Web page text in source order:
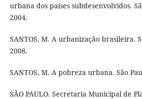
urbana dos países subdesenvolvidos.
2004.
SANTOS, M. A urbanização brasileira.
2008.
SANTOS, M. A pobreza urbana. São
SÃO PAULO. Secretaria Municipal de